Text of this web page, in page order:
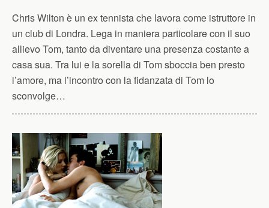
Chris Wilton è un ex tennista che lavora come istruttore in
un club di Londra. Lega in maniera particolare con il suo
allievo Tom, tanto da diventare una presenza costante a
casa sua. Tra lui e la sorella di Tom sboccia ben presto
l’amore, ma l’incontro con la fidanzata di Tom lo
sconvolge…